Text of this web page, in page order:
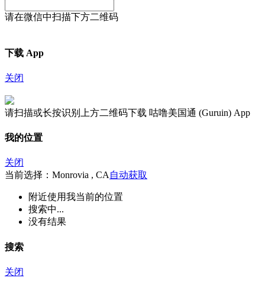
请在微信中扫描下方二维码
下载 App
关闭
请扫描或长按识别上方二维码下载 咕噜美国通 (Guruin) App
我的位置
关闭
当前选择：Monrovia , CA 自动获取
附近使用我当前的位置
搜索中...
没有结果
搜索
关闭